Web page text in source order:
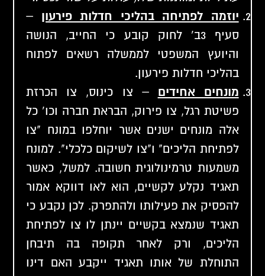
יוזמה לפתיחה בהליכי חדלות פירעון –
סעיף 3ב' לחוק קובע כי החייב, הנושה
והיועץ המשפטי לממשלה רשאים לפתוח
בהליכי חדלות פירעון.
מונחים אחידים – צו כינוס, צו הכרזת
פשיטת רגל, צו פירוק, הבראת חברה וכו' כל
אלה מונחים ישנים אשר יוחלפו במונח "צו
לפתיחת הליכים" ו"צו לשיקום כלכלי". למונח
משמעות טרמינולוגית חשובה. למשל, כאשר
תאגיד נקלע לקשיים, הוא לאו דווקא אמור
להפסיק את פעילותו ולהתפרק. לכן נקבע כי
תאגיד שנמצא בקשיים יינתן לו צו לפתיחת
הליכים, ורק לאחר תקופה בה תיבחן
התוחלת של אותו תאגיד ייקבע האם דינו